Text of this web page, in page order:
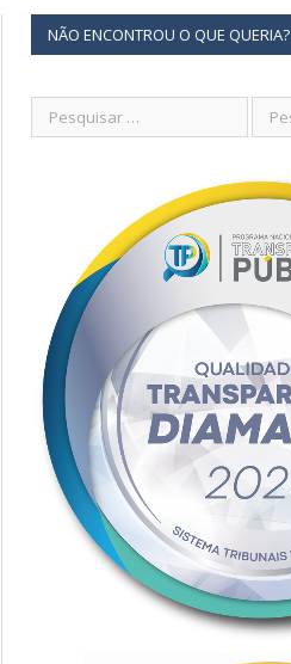
NÃO ENCONTROU O QUE QUERIA?